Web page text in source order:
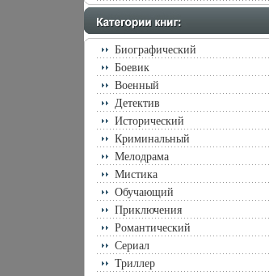
Биографический
Боевик
Военный
Детектив
Исторический
Криминальный
Мелодрама
Мистика
Обучающий
Приключения
Романтический
Сериал
Триллер